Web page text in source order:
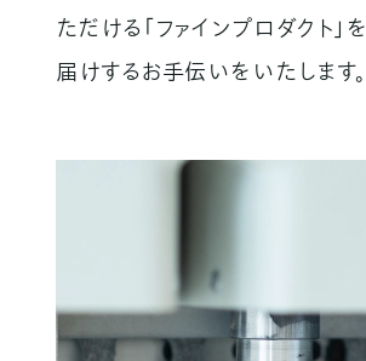
ただける「ファインプロダクト」を
届けするお手伝いをいたします。